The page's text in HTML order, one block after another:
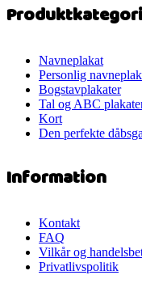
Navneplakat
Personlig
Bogstavplakater
Tal og ABC
Kort
Den perfekte
Information
Kontakt
FAQ
Vilkår og
Privatlivspolitik